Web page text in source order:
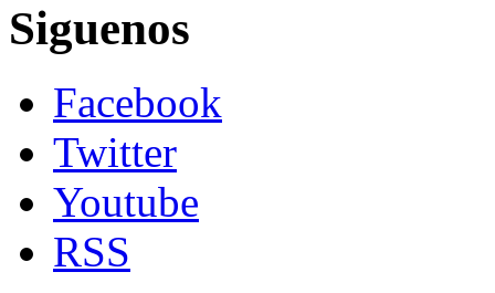
Siguenos
Facebook
Twitter
Youtube
RSS